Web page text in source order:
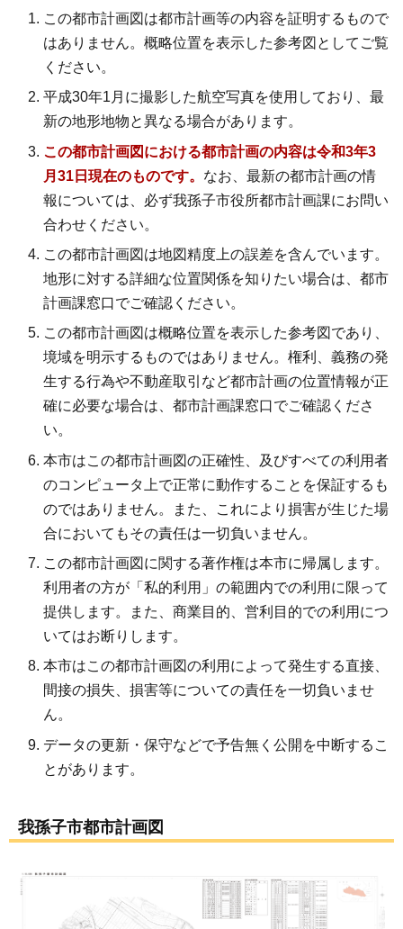
この都市計画図は都市計画等の内容を証明するもので
はありません。概略位置を表示した参考図としてご覧
ください。
平成30年1月に撮影した航空写真を使用しており、最
新の地形地物と異なる場合があります。
この都市計画図における都市計画の内容は令和3年3
月31日現在のものです。 なお、最新の都市計画の情
報については、必ず我孫子市役所都市計画課にお問い
合わせください。
この都市計画図は地図精度上の誤差を含んでいます。
地形に対する詳細な位置関係を知りたい場合は、都市
計画課窓口でご確認ください。
この都市計画図は概略位置を表示した参考図であり、
境域を明示するものではありません。権利、義務の発
生する行為や不動産取引など都市計画の位置情報が正
確に必要な場合は、都市計画課窓口でご確認くださ
い。
本市はこの都市計画図の正確性、及びすべての利用者
のコンピュータ上で正常に動作することを保証するも
のではありません。また、これにより損害が生じた場
合においてもその責任は一切負いません。
この都市計画図に関する著作権は本市に帰属します。
利用者の方が「私的利用」の範囲内での利用に限って
提供します。また、商業目的、営利目的での利用につ
いてはお断りします。
本市はこの都市計画図の利用によって発生する直接、
間接の損失、損害等についての責任を一切負いませ
ん。
データの更新・保守などで予告無く公開を中断するこ
とがあります。
我孫子市都市計画図